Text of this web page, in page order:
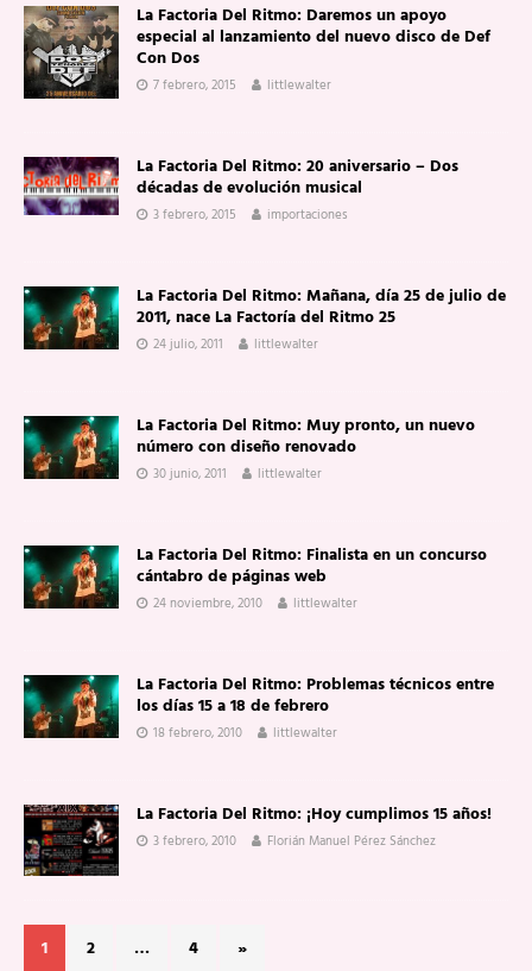
La Factoria Del Ritmo: Daremos un apoyo
especial al lanzamiento del nuevo disco de Def
Con Dos
7 febrero, 2015 littlewalter
La Factoria Del Ritmo: 20 aniversario – Dos
décadas de evolución musical
3 febrero, 2015 importaciones
La Factoria Del Ritmo: Mañana, día 25 de julio de
2011, nace La Factoría del Ritmo 25
24 julio, 2011 littlewalter
La Factoria Del Ritmo: Muy pronto, un nuevo
número con diseño renovado
30 junio, 2011 littlewalter
La Factoria Del Ritmo: Finalista en un concurso
cántabro de páginas web
24 noviembre, 2010 littlewalter
La Factoria Del Ritmo: Problemas técnicos entre
los días 15 a 18 de febrero
18 febrero, 2010 littlewalter
La Factoria Del Ritmo: ¡Hoy cumplimos 15 años!
3 febrero, 2010 Florián Manuel Pérez Sánchez
1 2 … 4 »